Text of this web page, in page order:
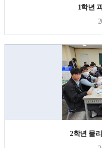
1학년
2학년 물